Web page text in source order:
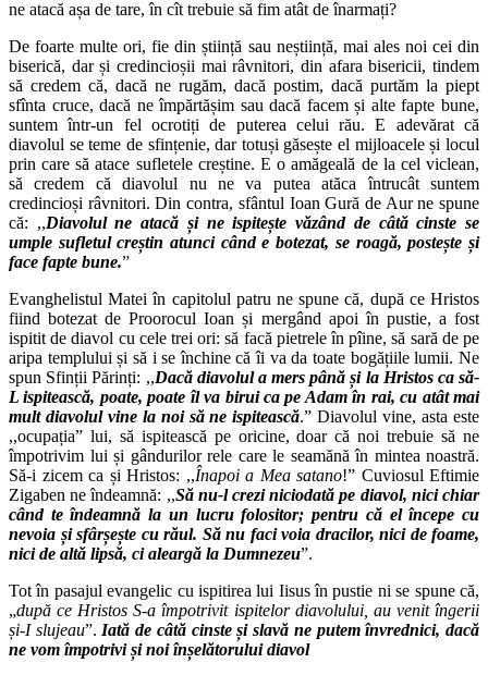
ne atacă așa de tare, în cît trebuie să fim atât de înarmați?
De foarte multe ori, fie din știință sau neștiință, mai ales noi cei din
biserică, dar și credincioșii mai râvnitori, din afara bisericii, tindem
să credem că, dacă ne rugăm, dacă postim, dacă purtăm la piept
sfînta cruce, dacă ne împărtășim sau dacă facem și alte fapte bune,
suntem într-un fel ocrotiți de puterea celui rău. E adevărat că
diavolul se teme de sfințenie, dar totuși găsește el mijloacele și locul
prin care să atace sufletele creștine. E o amăgeală de la cel viclean,
să credem că diavolul nu ne va putea atăca întrucât suntem
credincioși râvnitori. Din contra, sfântul Ioan Gură de Aur ne spune
că: ,,Diavolul ne atacă și ne ispitește văzând de câtă cinste se
umple sufletul creștin atunci când e botezat, se roagă, postește și
face fapte bune.”
Evanghelistul Matei în capitolul patru ne spune că, după ce Hristos
fiind botezat de Proorocul Ioan și mergând apoi în pustie, a fost
ispitit de diavol cu cele trei ori: să facă pietrele în pîine, să sară de pe
aripa templului și să i se închine că îi va da toate bogățiile lumii. Ne
spun Sfinții Părinți: ,,Dacă diavolul a mers până și la Hristos ca să-
L ispitească, poate, poate îl va birui ca pe Adam în rai, cu atât mai
mult diavolul vine la noi să ne ispitească.” Diavolul vine, asta este
,,ocupația” lui, să ispitească pe oricine, doar că noi trebuie să ne
împotrivim lui și gândurilor rele care le seamănă în mintea noastră.
Să-i zicem ca și Hristos: ,,Înapoi a Mea satano!” Cuviosul Eftimie
Zigaben ne îndeamnă: ,,Să nu-l crezi niciodată pe diavol, nici chiar
când te îndeamnă la un lucru folositor; pentru că el începe cu
nevoia și sfârșește cu răul. Să nu faci voia dracilor, nici de foame,
nici de altă lipsă, ci aleargă la Dumnezeu”.
Tot în pasajul evangelic cu ispitirea lui Iisus în pustie ni se spune că,
„după ce Hristos S-a împotrivit ispitelor diavolului, au venit îngerii
și-I slujeau”. Iată de câtă cinste și slavă ne putem învrednici, dacă
ne vom împotrivi și noi înșelătorului diavol